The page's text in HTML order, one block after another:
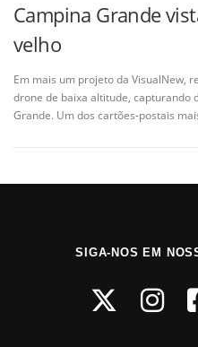
Campina Grande
velho
Em mais um projeto da VisualNew,
drone de baixa altitude, capturando
Grande. Um dos cartões-postais
SIGA-NOS EM